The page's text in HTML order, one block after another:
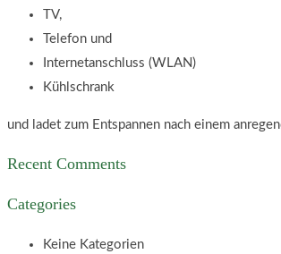
TV,
Telefon und
Internetanschluss (WLAN)
Kühlschrank
und ladet zum Entspannen nach einem
Recent Comments
Categories
Keine Kategorien